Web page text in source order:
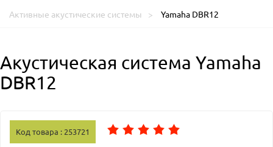
Активные акустические системы
Yamaha DBR12
Акустическая система Yamaha
DBR12
Код товара : 253721